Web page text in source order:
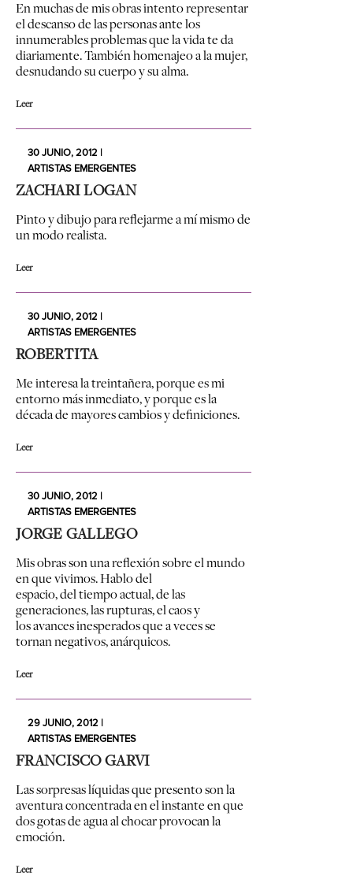
En muchas de mis obras intento representar
el descanso de las personas ante los
innumerables problemas que la vida te da
diariamente. También homenajeo a la mujer,
desnudando su cuerpo y su alma.
Leer
30 JUNIO, 2012 |
ARTISTAS EMERGENTES
ZACHARI LOGAN
Pinto y dibujo para reflejarme a mí mismo de
un modo realista.
Leer
30 JUNIO, 2012 |
ARTISTAS EMERGENTES
ROBERTITA
Me interesa la treintañera, porque es mi
entorno más inmediato, y porque es la
década de mayores cambios y definiciones.
Leer
30 JUNIO, 2012 |
ARTISTAS EMERGENTES
JORGE GALLEGO
Mis obras son una reflexión sobre el mundo
en que vivimos. Hablo del
espacio, del tiempo actual, de las
generaciones, las rupturas, el caos y
los avances inesperados que a veces se
tornan negativos, anárquicos.
Leer
29 JUNIO, 2012 |
ARTISTAS EMERGENTES
FRANCISCO GARVI
Las sorpresas líquidas que presento son la
aventura concentrada en el instante en que
dos gotas de agua al chocar provocan la
emoción.
Leer